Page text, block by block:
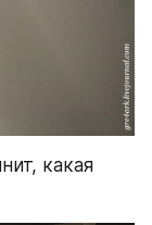
какая